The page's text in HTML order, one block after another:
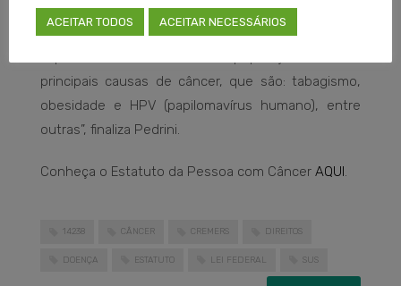
condições adequadas para cumprir o estatuto,
favorecendo aos pacientes que precisam.
principais causas de câncer, que são: tabagismo,
obesidade e HPV (papilomavírus humano), entre
outras”, finaliza Pedrini.
Conheça o Estatuto da Pessoa com Câncer AQUI .
14238 CÂNCER CREMERS DIREITOS
DOENÇA ESTATUTO LEI FEDERAL SUS
ACEITAR TODOS ACEITAR NECESSÁRIOS